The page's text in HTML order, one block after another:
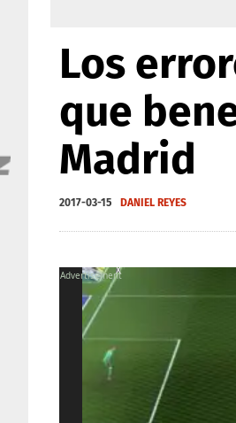
Los
que
Madrid
2017-03-15 DANIEL REYES
X